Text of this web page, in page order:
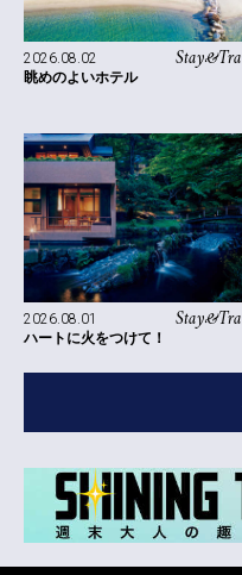
2026.08.02
眺めのよいホテル
2026.08.01
ハートに火をつけて！